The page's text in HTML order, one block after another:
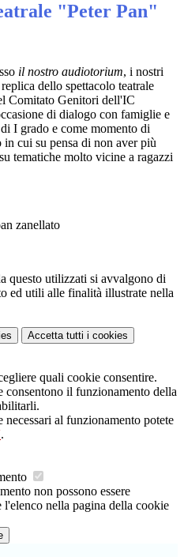
"Peter Pan"
il nostro audiotorium, i nostri
dello spettacolo teatrale
Comitato Genitori dell'IC
di dialogo con famiglie e
I grado e come momento di
cui su pensa di non aver più
tematiche molto vicine a ragazzi
questo utilizzati si avvalgono di
ed utili alle finalità illustrate nella
Accetta tutti i cookies
quali cookie consentire.
consentono il funzionamento della
al funzionamento potete
.
non possono essere
nella pagina della cookie